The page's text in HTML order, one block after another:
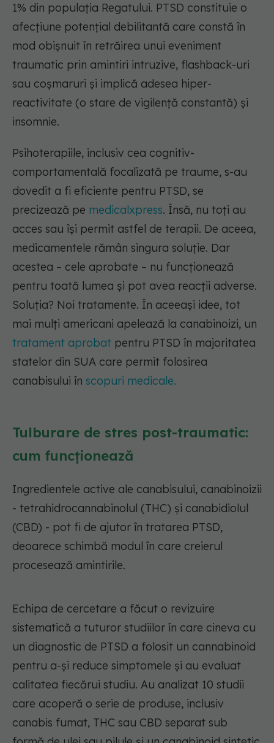
1% din populația Regatului. PTSD constituie o
afecțiune potențial debilitantă care constă în
mod obișnuit în retrăirea unui eveniment
traumatic prin amintiri intruzive, flashback-uri
sau coșmaruri și implică adesea hiper-
reactivitate (o stare de vigilență constantă) și
insomnie.
Psihoterapiile, inclusiv cea cognitiv-
comportamentală focalizată pe traume, s-au
dovedit a fi eficiente pentru PTSD, se
precizează pe medicalxpress. Însă, nu toți au
acces sau își permit astfel de terapii. De aceea,
medicamentele rămân singura soluție. Dar
acestea – cele aprobate – nu funcționează
pentru toată lumea și pot avea reacții adverse.
Soluția? Noi tratamente. În aceeași idee, tot
mai mulți americani apelează la canabinoizi, un
tratament aprobat pentru PTSD în majoritatea
statelor din SUA care permit folosirea
canabisului în scopuri medicale.
Tulburare de stres post-traumatic:
cum funcționează
Ingredientele active ale canabisului, canabinoizii
- tetrahidrocannabinolul (THC) și canabidiolul
(CBD) - pot fi de ajutor în tratarea PTSD,
deoarece schimbă modul în care creierul
procesează amintirile.
Echipa de cercetare a făcut o revizuire
sistematică a tuturor studiilor în care cineva cu
un diagnostic de PTSD a folosit un cannabinoid
pentru a-și reduce simptomele și au evaluat
calitatea fiecărui studiu. Au analizat 10 studii
care acoperă o serie de produse, inclusiv
canabis fumat, THC sau CBD separat sub